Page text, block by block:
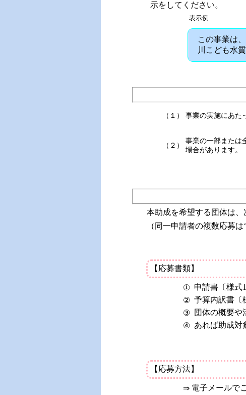
示をしてください。
表示例
この事業は
川こども水
（１） 事業の実施にあた
（２）
事業の一部または
場合があります。
本助成を希望する団体は、
（同一申請者の複数応募は
【応募書類】
① 申請書〔様式1
② 予算内訳書〔
③ 団体の概要や
④ あれば助成対
【応募方法】
⇒ 電子メールで